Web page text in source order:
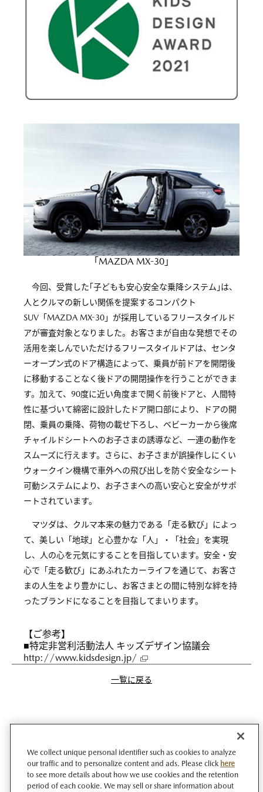
「MAZDA MX-30」
今回、受賞した｢子どもも安心安全な乗降システム｣は、
人とクルマの新しい関係を提案するコンパクト
SUV「MAZDA MX-30」が採用しているフリースタイルド
アが審査対象となりました。お客さまが自由な発想でその
活用を楽しんでいただけるフリースタイルドアは、センタ
ーオープン式のドア構造によって、乗員が前ドアを開閉後
に移動することなく後ドアの開閉操作を行うことができま
す。加えて、90度に近い角度まで開く前後ドアと、人間特
性に基づいて綿密に設計したドア開口部により、ドアの開
閉、乗員の乗降、荷物の載せ下ろし、ベビーカーから後席
チャイルドシートへのお子さまの誘導など、一連の動作を
スムーズに行えます。さらに、お子さまが誤操作しにくい
ウォークイン機構で車外への飛び出しを防ぐ安全なシート
可動システムにより、お子さまへの高い安心と安全がサポ
ートされています。
マツダは、クルマ本来の魅力である「走る歓び」によっ
て、美しい「地球」と心豊かな「人」・「社会」を実現
し、人の心を元気にすることを目指しています。安全・安
心で「走る歓び」にあふれたカーライフを通じて、お客さ
まの人生をより豊かにし、お客さまとの間に特別な絆を持
ったブランドになることを目指してまいります。
【ご参考】
■特定非営利活動法人 キッズデザイン協議会
http://www.kidsdesign.jp/
一覧に戻る
We collect unique personal identifier such as cookies to analyze
our traffic and to personalize content and ads. Please click here
to see more details about how we use cookies and the retention
period of each cookie. We may sell or share information about